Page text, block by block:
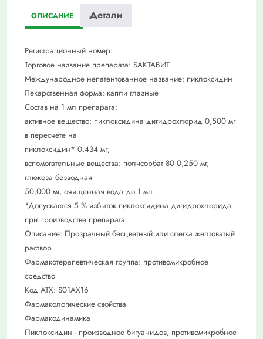
ОПИСАНИЕ Детали
Регистрационный номер:
Торговое название препарата: БАКТАВИТ
Международное непатентованное название: пиклоксидин
Лекарственная форма: капли глазные
Состав на 1 мл препарата:
активное вещество: пиклоксидина дигидрохлорид 0,500 мг
в пересчете на
пиклоксидин* 0,434 мг;
вспомогательные вещества: полисорбат 80 0,250 мг,
глюкоза безводная
50,000 мг, очищенная вода до 1 мл.
*Допускается 5 % избыток пиклоксидина дигидрохлорида
при производстве препарата.
Описание: Прозрачный бесцветный или слегка желтоватый
раствор.
Фармакотерапевтическая группа: противомикробное
средство
Код АТХ: S01AX16
Фармакологические свойства
Фармакодинамика
Пиклоксидин - производное бигуанидов, противомикробное